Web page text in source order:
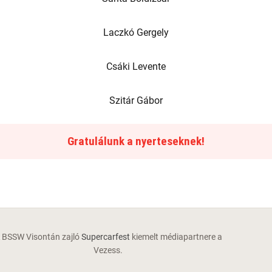
Laczkó Gergely
Csáki Levente
Szitár Gábor
Gratulálunk a nyerteseknek!
BSSW Visontán zajlóSupercarfest kiemelt médiapartnere a
Vezess.